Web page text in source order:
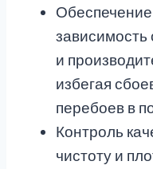
Обеспечение
и
избегая
перебоев в
Контроль
чистоту и